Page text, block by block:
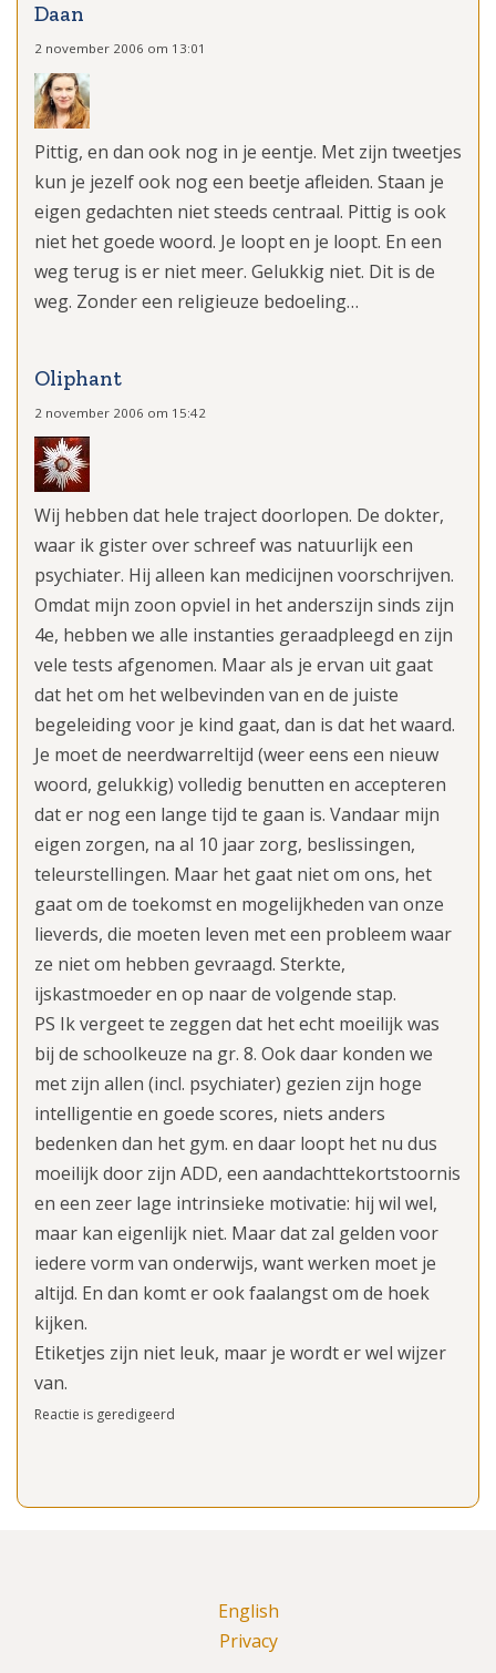
Daan
2 november 2006 om 13:01
Pittig, en dan ook nog in je eentje. Met zijn tweetjes
kun je jezelf ook nog een beetje afleiden. Staan je
eigen gedachten niet steeds centraal. Pittig is ook
niet het goede woord. Je loopt en je loopt. En een
weg terug is er niet meer. Gelukkig niet. Dit is de
weg. Zonder een religieuze bedoeling…
Oliphant
2 november 2006 om 15:42
Wij hebben dat hele traject doorlopen. De dokter,
waar ik gister over schreef was natuurlijk een
psychiater. Hij alleen kan medicijnen voorschrijven.
Omdat mijn zoon opviel in het anderszijn sinds zijn
4e, hebben we alle instanties geraadpleegd en zijn
vele tests afgenomen. Maar als je ervan uit gaat
dat het om het welbevinden van en de juiste
begeleiding voor je kind gaat, dan is dat het waard.
Je moet de neerdwarreltijd (weer eens een nieuw
woord, gelukkig) volledig benutten en accepteren
dat er nog een lange tijd te gaan is. Vandaar mijn
eigen zorgen, na al 10 jaar zorg, beslissingen,
teleurstellingen. Maar het gaat niet om ons, het
gaat om de toekomst en mogelijkheden van onze
lieverds, die moeten leven met een probleem waar
ze niet om hebben gevraagd. Sterkte,
ijskastmoeder en op naar de volgende stap.
PS Ik vergeet te zeggen dat het echt moeilijk was
bij de schoolkeuze na gr. 8. Ook daar konden we
met zijn allen (incl. psychiater) gezien zijn hoge
intelligentie en goede scores, niets anders
bedenken dan het gym. en daar loopt het nu dus
moeilijk door zijn ADD, een aandachttekortstoornis
en een zeer lage intrinsieke motivatie: hij wil wel,
maar kan eigenlijk niet. Maar dat zal gelden voor
iedere vorm van onderwijs, want werken moet je
altijd. En dan komt er ook faalangst om de hoek
kijken.
Etiketjes zijn niet leuk, maar je wordt er wel wijzer
van.
Reactie is geredigeerd
English
Privacy